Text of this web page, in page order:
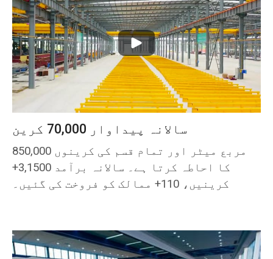
سالانہ پیداوار 70,000 کرین
850,000 مربع میٹر اور تمام قسم کی کرینوں
کا احاطہ کرتا ہے۔ سالانہ برآمد 3,1500+
کرینیں، 110+ ممالک کو فروخت کی گئیں۔